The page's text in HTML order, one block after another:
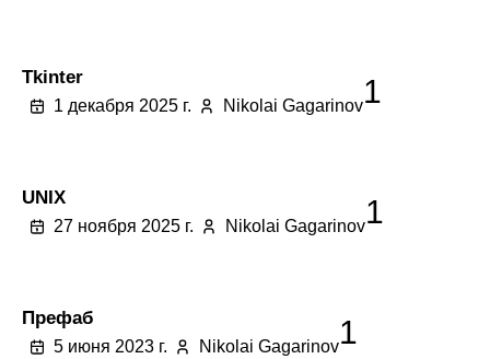
Tkinter
1 декабря 2025 г. Nikolai Gagarinov1
UNIX
27 ноября 2025 г. Nikolai Gagarinov1
Префаб
5 июня 2023 г. Nikolai Gagarinov1